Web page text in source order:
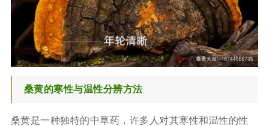
桑黄的寒性与温性分辨方法
桑黄是一种独特的中草药，许多人对其寒性和温性的性